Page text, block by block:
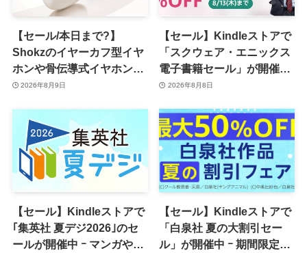
【セール/本日まで?】
Shokzのイヤーカフ型イヤ
ホンや骨伝導式イヤホンが
一律10％のポイント還元に
2026年8月9日
【セール】Kindleストアで
「スクウェア・エニックス
電子書籍セール」が開催中
ｰ コミックやゲーム関連書
2026年8月8日
【セール】Kindleストアで
｢集英社 夏デジ2026｣のセ
ールが開催中 ｰ マンガや写
【セール】Kindleストアで
「白泉社 夏の大割引セー
ル」が開催中 ｰ 期間限定